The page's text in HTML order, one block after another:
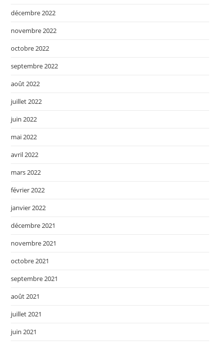
décembre 2022
novembre 2022
octobre 2022
septembre 2022
août 2022
juillet 2022
juin 2022
mai 2022
avril 2022
mars 2022
février 2022
janvier 2022
décembre 2021
novembre 2021
octobre 2021
septembre 2021
août 2021
juillet 2021
juin 2021